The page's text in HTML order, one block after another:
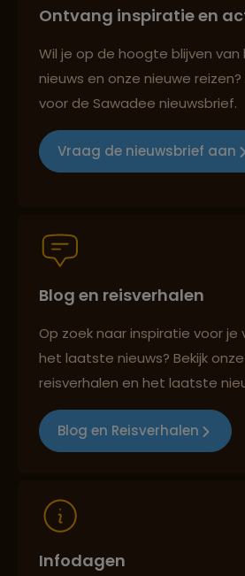
Reizen met oog voor
Persoonlijk en deskundig
Best beoordeelde
Ontvang inspiratie en
Wil je op de hoogte blijven
nieuws en onze nieuwe
voor de Sawadee nieuwsbrief.
Vraag de nieuwsbrief aan
Blog en reisverhalen
Op zoek naar inspiratie voor je
het laatste nieuws? Bekijk
reisverhalen en het laatste
Blog en Reisverhalen
Infodagen